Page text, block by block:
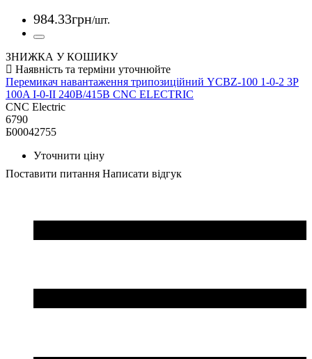
984.33грн/шт.
ЗНИЖКА У КОШИКУ
Перемикач навантаження трипозиційний YCBZ-100 1-0-2 3P
100A I-0-II 240B/415B CNC ELECTRIC
CNC Electric
6790
Б00042755
Уточнити ціну
Поставити питання Написати відгук